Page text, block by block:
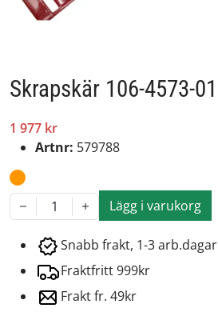
Skrapskär 106-4573-01
1 977 kr
Artnr: 579788
1 Lägg i varukorg
Snabb frakt, 1-3 arb.dagar
Fraktfritt 999kr
Frakt fr. 49kr